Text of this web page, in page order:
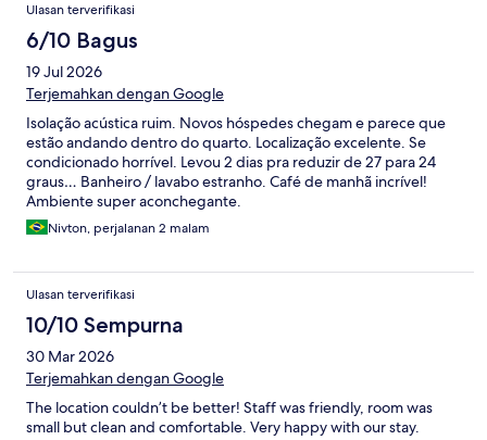
Ulasan terverifikasi
6/10 Bagus
19 Jul 2026
Terjemahkan dengan Google
Isolação acústica ruim. Novos hóspedes chegam e parece que
estão andando dentro do quarto. Localização excelente. Se
condicionado horrível. Levou 2 dias pra reduzir de 27 para 24
graus… Banheiro / lavabo estranho. Café de manhã incrível!
Ambiente super aconchegante.
Nivton, perjalanan 2 malam
Ulasan terverifikasi
10/10 Sempurna
30 Mar 2026
Terjemahkan dengan Google
The location couldn’t be better! Staff was friendly, room was
small but clean and comfortable. Very happy with our stay.